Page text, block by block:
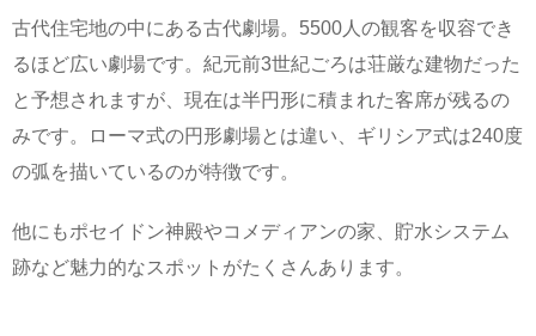
古代住宅地の中にある古代劇場。5500人の観客を収容でき
るほど広い劇場です。紀元前3世紀ごろは荘厳な建物だった
と予想されますが、現在は半円形に積まれた客席が残るの
みです。ローマ式の円形劇場とは違い、ギリシア式は240度
の弧を描いているのが特徴です。
他にもポセイドン神殿やコメディアンの家、貯水システム
跡など魅力的なスポットがたくさんあります。